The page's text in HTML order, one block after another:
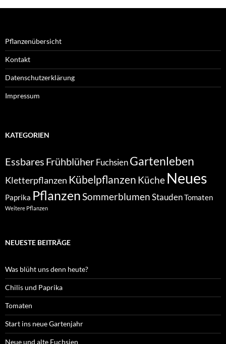
Pflanzenübersicht
Kontakt
Datenschutzerklärung
Impressum
KATEGORIEN
Essbares FrühblüherFuchsienGartenleben
Kletterpflanzen Kübelpflanzen Küche Neues
Paprika PflanzenSommerblumenStaudenTomaten
Weitere Pflanzen
NEUESTE BEITRÄGE
Was blüht uns denn heute?
Chilis und Paprika
Tomaten
Start ins neue Gartenjahr
Neue und alte Fuchsien